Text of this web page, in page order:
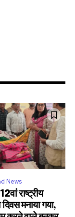
News
राष्ट्रीय
मनाया गया,